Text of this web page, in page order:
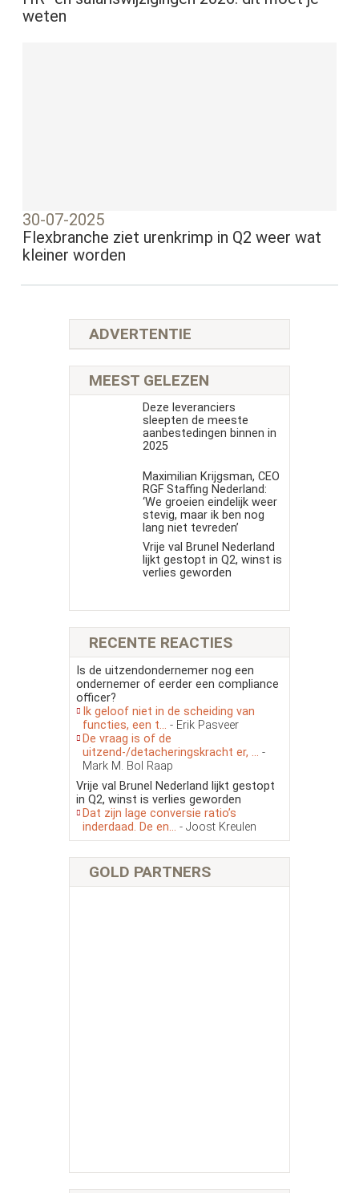
weten
30-07-2025
Flexbranche ziet urenkrimp in Q2 weer wat
kleiner worden
ADVERTENTIE
MEEST GELEZEN
Deze leveranciers
sleepten de meeste
aanbestedingen binnen in
2025
Maximilian Krijgsman, CEO
RGF Staffing Nederland:
‘We groeien eindelijk weer
stevig, maar ik ben nog
lang niet tevreden’
Vrije val Brunel Nederland
lijkt gestopt in Q2, winst is
verlies geworden
RECENTE REACTIES
Is de uitzendondernemer nog een
ondernemer of eerder een compliance
officer?
Ik geloof niet in de scheiding van
functies, een t... - Erik Pasveer
De vraag is of de
uitzend-/detacheringskracht er, ... -
Mark M. Bol Raap
Vrije val Brunel Nederland lijkt gestopt
in Q2, winst is verlies geworden
Dat zijn lage conversie ratio’s
inderdaad. De en... - Joost Kreulen
GOLD PARTNERS